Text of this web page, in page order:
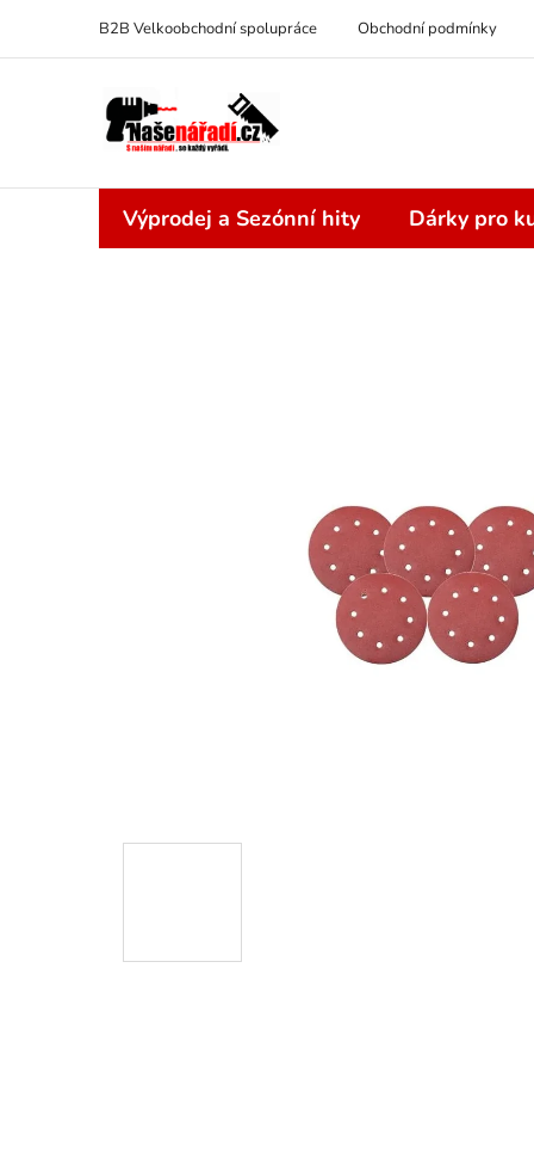
obsah
B2B Velkoobchodní spolupráce Obchodní podmínky
Výprodej a Sezónní hity Dárky pro